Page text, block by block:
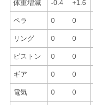
体重増減 -0.4 +1.6
ペラ 0 0
リング 0 0
ピストン 0 0
ギア 0 0
電気 0 0